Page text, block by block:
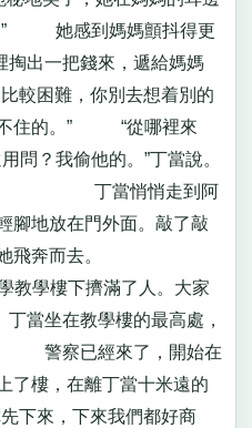
” 她感到媽媽顫抖得更
一把錢來，遞給媽媽
較困難，你別去想着別的
不住的。” “從哪裡來
？我偷他的。”丁當說。
悄走到阿
腳地放在門外面。敲了敲
后，她飛奔而去。
下擠滿了人。大家
坐在教學樓的最高處，
警察已經來了，開始在
了樓，在離丁當十米遠的
下來，下來我們都好商